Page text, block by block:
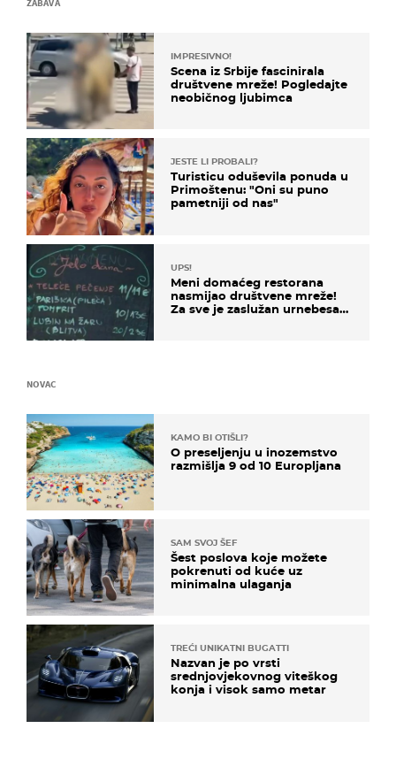
ZABAVA
IMPRESIVNO!
Scena iz Srbije fascinirala
društvene mreže! Pogledajte
neobičnog ljubimca
JESTE LI PROBALI?
Turisticu oduševila ponuda u
Primoštenu: "Oni su puno
pametniji od nas"
UPS!
Meni domaćeg restorana
nasmijao društvene mreže!
Za sve je zaslužan urnebesan
NOVAC
KAMO BI OTIŠLI?
O preseljenju u inozemstvo
razmišlja 9 od 10 Europljana
SAM SVOJ ŠEF
Šest poslova koje možete
pokrenuti od kuće uz
minimalna ulaganja
TREĆI UNIKATNI BUGATTI
Nazvan je po vrsti
srednjovjekovnog viteškog
konja i visok samo metar